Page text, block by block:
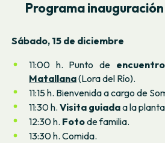
Programa
Sábado, 15 de diciembre
11:00 h. Punto de encuentro
Matallana(Lora del Río).
11:15 h. Bienvenida a cargo de
11:30 h. Visita guiadaa la
12:30 h. Fotode familia.
13:30 h. Comida.